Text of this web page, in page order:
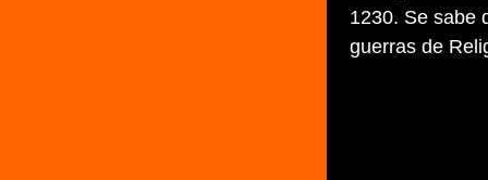
1230. Se sabe
guerras de